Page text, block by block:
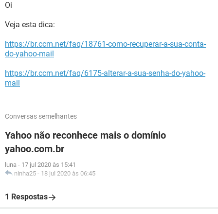
Oi
Veja esta dica:
https://br.ccm.net/faq/18761-como-recuperar-a-sua-conta-
do-yahoo-mail
https://br.ccm.net/faq/6175-alterar-a-sua-senha-do-yahoo-
mail
Conversas semelhantes
Yahoo não reconhece mais o domínio
yahoo.com.br
luna - 17 jul 2020 às 15:41
ninha25 - 18 jul 2020 às 06:45
1 Respostas